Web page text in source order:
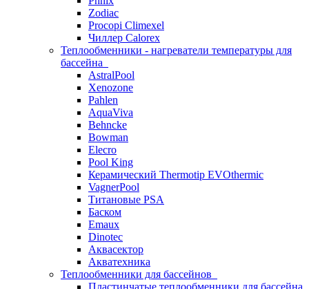
Zodiac
Procopi Climexel
Чиллер Calorex
Теплообменники - нагреватели температуры для
бассейна
AstralPool
Xenozone
Pahlen
AquaViva
Behncke
Bowman
Elecro
Pool King
Керамический Thermotip EVOthermic
VagnerPool
Титановые PSA
Баском
Emaux
Dinotec
Аквасектор
Акватехника
Теплообменники для бассейнов
Пластинчатые теплообменники для бассейна